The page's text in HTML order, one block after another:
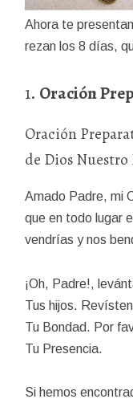
Ahora te
rezan los 8 días,
1. Oración
Oración
de Dios Nuestro
Amado Padre, mi
que en todo lugar
vendrías y nos
¡Oh, Padre!,
Tus hijos.
Tu Bondad. Por
Tu Presencia.
Si hemos